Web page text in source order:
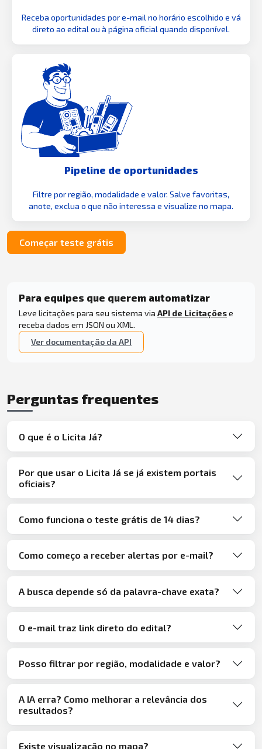
Receba oportunidades por e-mail no horário escolhido e vá
direto ao edital ou à página oficial quando disponível.
Pipeline de oportunidades
Filtre por região, modalidade e valor. Salve favoritas,
anote, exclua o que não interessa e visualize no mapa.
Começar teste grátis
Para equipes que querem automatizar
Leve licitações para seu sistema via API de Licitaçõese
receba dados em JSON ou XML.
Ver documentação da API
Perguntas frequentes
O que é o Licita Já?
Por que usar o Licita Já se já existem portais
oficiais?
Como funciona o teste grátis de 14 dias?
Como começo a receber alertas por e-mail?
A busca depende só da palavra-chave exata?
O e-mail traz link direto do edital?
Posso filtrar por região, modalidade e valor?
A IA erra? Como melhorar a relevância dos
resultados?
Existe visualização no mapa?